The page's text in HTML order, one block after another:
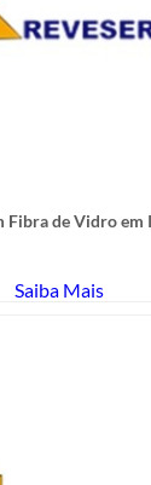
Fibra de Vidro em
Saiba Mais